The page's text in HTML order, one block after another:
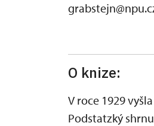
O knize:
V roce 1929
Podstatzký